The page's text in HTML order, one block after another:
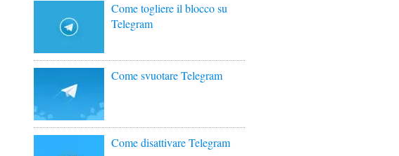
Come togliere il blocco su
Telegram
Come svuotare Telegram
Come disattivare Telegram